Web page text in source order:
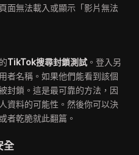
無法載入或顯示「影片無法
TikTok搜尋封鎖測試 。登入另
者名稱。如果他們能看到該個
封鎖。這是最可靠的方法，因
資料的可能性。然後你可以決
者乾脆就此翻篇。
全